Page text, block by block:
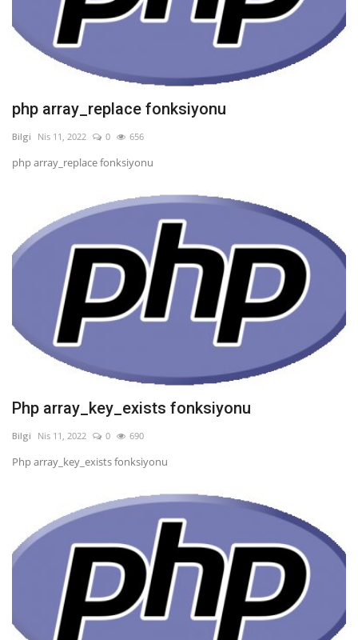
php array_replace fonksiyonu
Bilgi Nis 11, 2022 0 656
php array_replace fonksiyonu
Php array_key_exists fonksiyonu
Bilgi Nis 11, 2022 0 690
Php array_key_exists fonksiyonu